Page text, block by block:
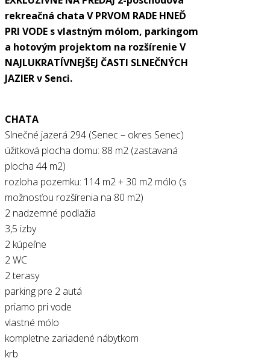
rekreačná chata V PRVOM RADE HNEĎ
PRI VODE s vlastným mólom, parkingom
a hotovým projektom na rozšírenie V
NAJLUKRATÍVNEJŠEJ ČASTI SLNEČNÝCH
JAZIER v Senci.
CHATA
Slnečné jazerá 294 (Senec – okres Senec)
úžitková plocha domu: 88 m2 (zastavaná
plocha 44 m2)
rozloha pozemku: 114 m2 + 30 m2 mólo (s
možnosťou rozšírenia na 80 m2)
2 nadzemné podlažia
3,5 izby
2 kúpeľne
2 WC
2 terasy
parking pre 2 autá
priamo pri vode
vlastné mólo
kompletne zariadené nábytkom
krb